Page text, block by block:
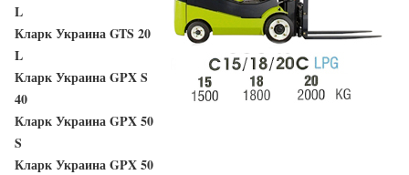
L
Кларк Украина GTS 20
L
Кларк Украина GPX S
40
Кларк Украина GPX 50
S
Кларк Украина GPX 50